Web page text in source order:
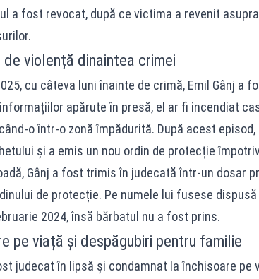
a fost revocat, după ce victima a revenit
de violență dinaintea crimei
cu câteva luni înainte de crimă, Emil Gânj a
apărute în presă, el ar fi incendiat
o într-o zonă împădurită. După acest
și a emis un nou ordin de protecție
Gânj a fost trimis în judecată într-un dosar
de protecție. Pe numele lui fusese
2024, însă bărbatul nu a fost prins.
pe viață și despăgubiri pentru familie
judecat în lipsă și condamnat la închisoare